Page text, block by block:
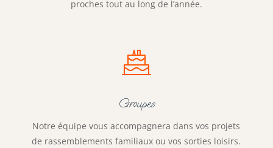
proches tout au long de l’année.
Groupes
Notre équipe vous accompagnera dans vos projets
de rassemblements familiaux ou vos sorties loisirs.